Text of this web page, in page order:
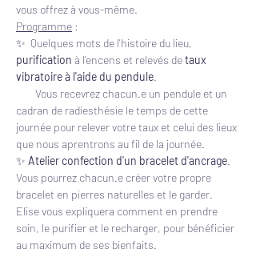
vous offrez à vous-même.
Programme :
✨  Quelques mots de l'histoire du lieu,
purification à l'encens et relevés de taux
vibratoire à l'aide du pendule.
Vous recevrez chacun.e un pendule et un
cadran de radiesthésie le temps de cette
journée pour relever votre taux et celui des lieux
que nous aprentrons au fil de la journée.
✨ Atelier confection d'un bracelet d'ancrage.
Vous pourrez chacun.e créer votre propre
bracelet en pierres naturelles et le garder.
Elise vous expliquera comment en prendre
soin, le purifier et le recharger, pour bénéficier
au maximum de ses bienfaits.